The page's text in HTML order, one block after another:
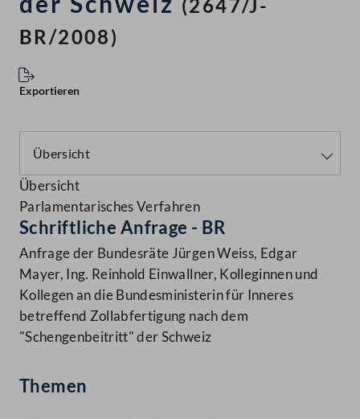
(2647/J-
BR/2008)
Exportieren
Übersicht
Parlamentarisches Verfahren
Schriftliche Anfrage - BR
Anfrage der Bundesräte Jürgen Weiss, Edgar
Mayer, Ing. Reinhold Einwallner, Kolleginnen und
Kollegen an die Bundesministerin für Inneres
betreffend Zollabfertigung nach dem
"Schengenbeitritt" der Schweiz
Themen